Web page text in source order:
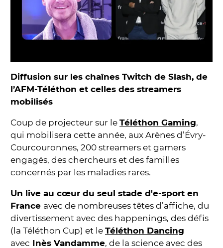
Diffusion sur les chaînes Twitch de Slash, de
l’AFM-Téléthon et celles des streamers
mobilisés
Coup de projecteur sur le Téléthon Gaming,
qui mobilisera cette année, aux Arènes d’Évry-
Courcouronnes, 200 streamers et gamers
engagés, des chercheurs et des familles
concernés par les maladies rares.
Un live au cœur du seul stade d'e-sport en
France avec de nombreuses têtes d’affiche, du
divertissement avec des happenings, des défis
(la Téléthon Cup) et le Téléthon Dancing
avec Inès Vandamme, de la science avec des